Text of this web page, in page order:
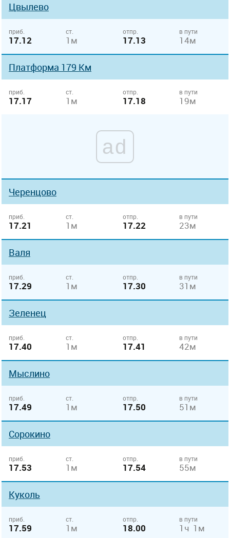
Цвылево
приб.
17.12
ст.
1м
отпр.
17.13
в пути
14м
Платформа 179 Км
приб.
17.17
ст.
1м
отпр.
17.18
в пути
19м
ad
Черенцово
приб.
17.21
ст.
1м
отпр.
17.22
в пути
23м
Валя
приб.
17.29
ст.
1м
отпр.
17.30
в пути
31м
Зеленец
приб.
17.40
ст.
1м
отпр.
17.41
в пути
42м
Мыслино
приб.
17.49
ст.
1м
отпр.
17.50
в пути
51м
Сорокино
приб.
17.53
ст.
1м
отпр.
17.54
в пути
55м
Куколь
приб.
17.59
ст.
1м
отпр.
18.00
в пути
1ч 1м